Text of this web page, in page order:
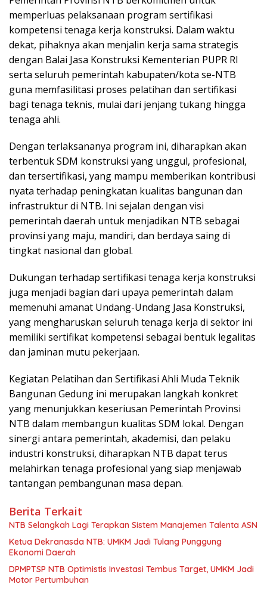
memperluas pelaksanaan program sertifikasi
kompetensi tenaga kerja konstruksi. Dalam waktu
dekat, pihaknya akan menjalin kerja sama strategis
dengan Balai Jasa Konstruksi Kementerian PUPR RI
serta seluruh pemerintah kabupaten/kota se-NTB
guna memfasilitasi proses pelatihan dan sertifikasi
bagi tenaga teknis, mulai dari jenjang tukang hingga
tenaga ahli.
Dengan terlaksananya program ini, diharapkan akan
terbentuk SDM konstruksi yang unggul, profesional,
dan tersertifikasi, yang mampu memberikan kontribusi
nyata terhadap peningkatan kualitas bangunan dan
infrastruktur di NTB. Ini sejalan dengan visi
pemerintah daerah untuk menjadikan NTB sebagai
provinsi yang maju, mandiri, dan berdaya saing di
tingkat nasional dan global.
Dukungan terhadap sertifikasi tenaga kerja konstruksi
juga menjadi bagian dari upaya pemerintah dalam
memenuhi amanat Undang-Undang Jasa Konstruksi,
yang mengharuskan seluruh tenaga kerja di sektor ini
memiliki sertifikat kompetensi sebagai bentuk legalitas
dan jaminan mutu pekerjaan.
Kegiatan Pelatihan dan Sertifikasi Ahli Muda Teknik
Bangunan Gedung ini merupakan langkah konkret
yang menunjukkan keseriusan Pemerintah Provinsi
NTB dalam membangun kualitas SDM lokal. Dengan
sinergi antara pemerintah, akademisi, dan pelaku
industri konstruksi, diharapkan NTB dapat terus
melahirkan tenaga profesional yang siap menjawab
tantangan pembangunan masa depan.
Berita Terkait
NTB Selangkah Lagi Terapkan Sistem Manajemen Talenta ASN
Ketua Dekranasda NTB: UMKM Jadi Tulang Punggung
Ekonomi Daerah
DPMPTSP NTB Optimistis Investasi Tembus Target, UMKM Jadi
Motor Pertumbuhan